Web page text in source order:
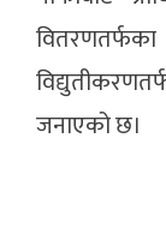
जनाएको छ।